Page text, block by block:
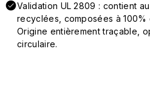
Validation UL 2809 : contient
recyclées, composées à
Origine entièrement traçable,
circulaire.